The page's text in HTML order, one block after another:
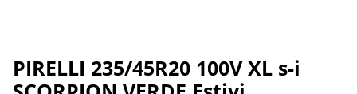
PIRELLI 235/45R20 100V XL s-i